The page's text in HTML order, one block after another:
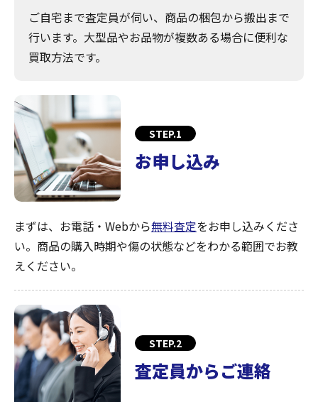
ご自宅まで査定員が伺い、商品の梱包から搬出まで
行います。大型品やお品物が複数ある場合に便利な
買取方法です。
STEP.1
お申し込み
まずは、お電話・Webから無料査定をお申し込みくださ
い。商品の購入時期や傷の状態などをわかる範囲でお教
えください。
STEP.2
査定員からご連絡